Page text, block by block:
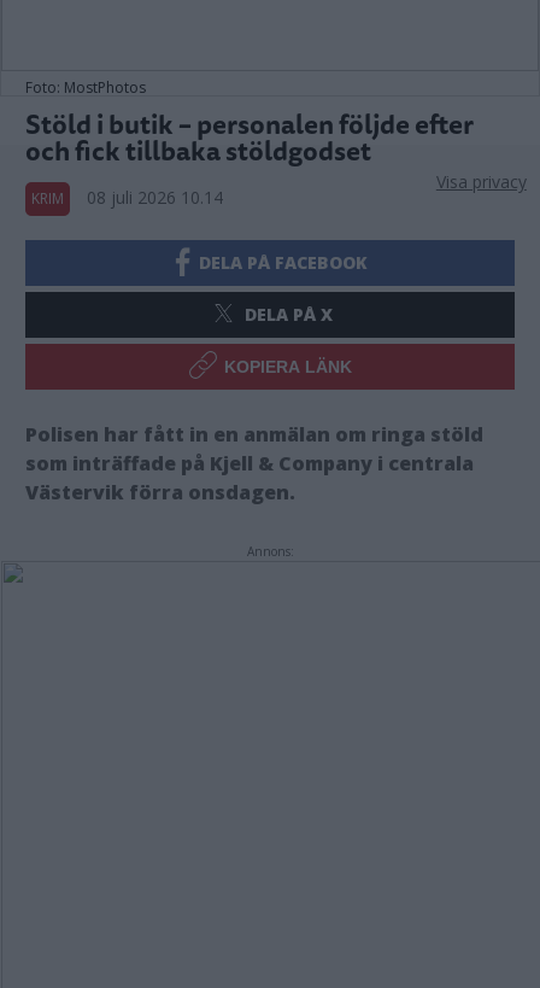
Foto: MostPhotos
Stöld i butik – personalen följde efter
och fick tillbaka stöldgodset
KRIM 08 juli 2026 10.14
DELA PÅ FACEBOOK
DELA PÅ X
KOPIERA LÄNK
Polisen har fått in en anmälan om ringa stöld
som inträffade på Kjell & Company i centrala
Västervik förra onsdagen.
Annons:
Visa privacy